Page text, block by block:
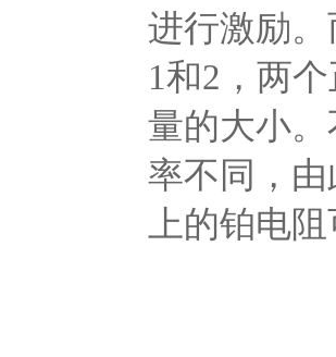
进行激励
1和2，两
量的大小
率不同，
上的铂电